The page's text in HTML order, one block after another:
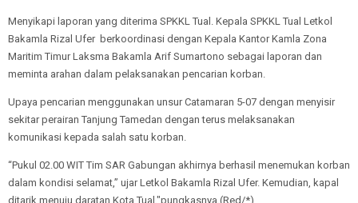
Menyikapi laporan yang diterima SPKKL Tual. Kepala SPKKL Tual Letkol
Bakamla Rizal Ufer berkoordinasi dengan Kepala Kantor Kamla Zona
Maritim Timur Laksma Bakamla Arif Sumartono sebagai laporan dan
meminta arahan dalam pelaksanakan pencarian korban.
Upaya pencarian menggunakan unsur Catamaran 5-07 dengan menyisir
sekitar perairan Tanjung Tamedan dengan terus melaksanakan
komunikasi kepada salah satu korban.
“Pukul 02.00 WIT Tim SAR Gabungan akhirnya berhasil menemukan korban
dalam kondisi selamat,” ujar Letkol Bakamla Rizal Ufer. Kemudian, kapal
ditarik menuju daratan Kota Tual,"pungkasnya.(Red/*)